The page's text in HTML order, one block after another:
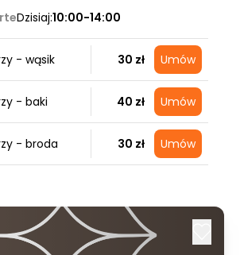
Dzisiaj:10:00-14:00
- wąsik 30 zł Umów
- baki 40 zł Umów
- broda 30 zł Umów